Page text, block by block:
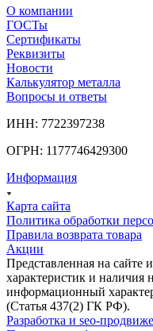
О компании
ГОСТы
Сертификаты
Реквизиты
Новости
Калькулятор металла
Вопросы и ответы
ИНН: 7722397238
ОГРН: 1177746429300
Информация
Карта сайта
Политика обработки
Правила возврата товара
Акции
Представленная на сайте
характеристик и наличия
информационный
(Статья 437(2) ГК РФ).
Разработка и seo-